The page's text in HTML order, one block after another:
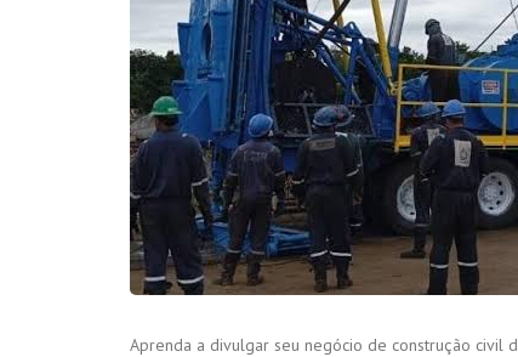
Aprenda a divulgar seu negócio de construção civil